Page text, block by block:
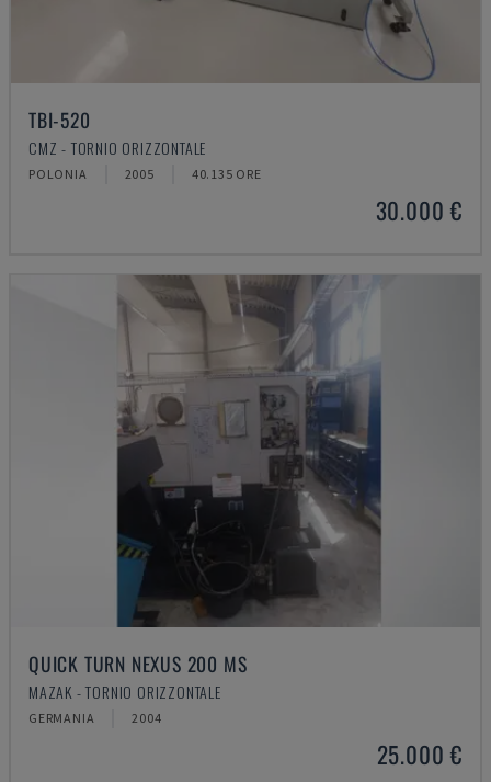
TBI-520
CMZ - TORNIO ORIZZONTALE
POLONIA 2005 40.135 ORE
30.000 €
QUICK TURN NEXUS 200 MS
MAZAK - TORNIO ORIZZONTALE
GERMANIA 2004
25.000 €